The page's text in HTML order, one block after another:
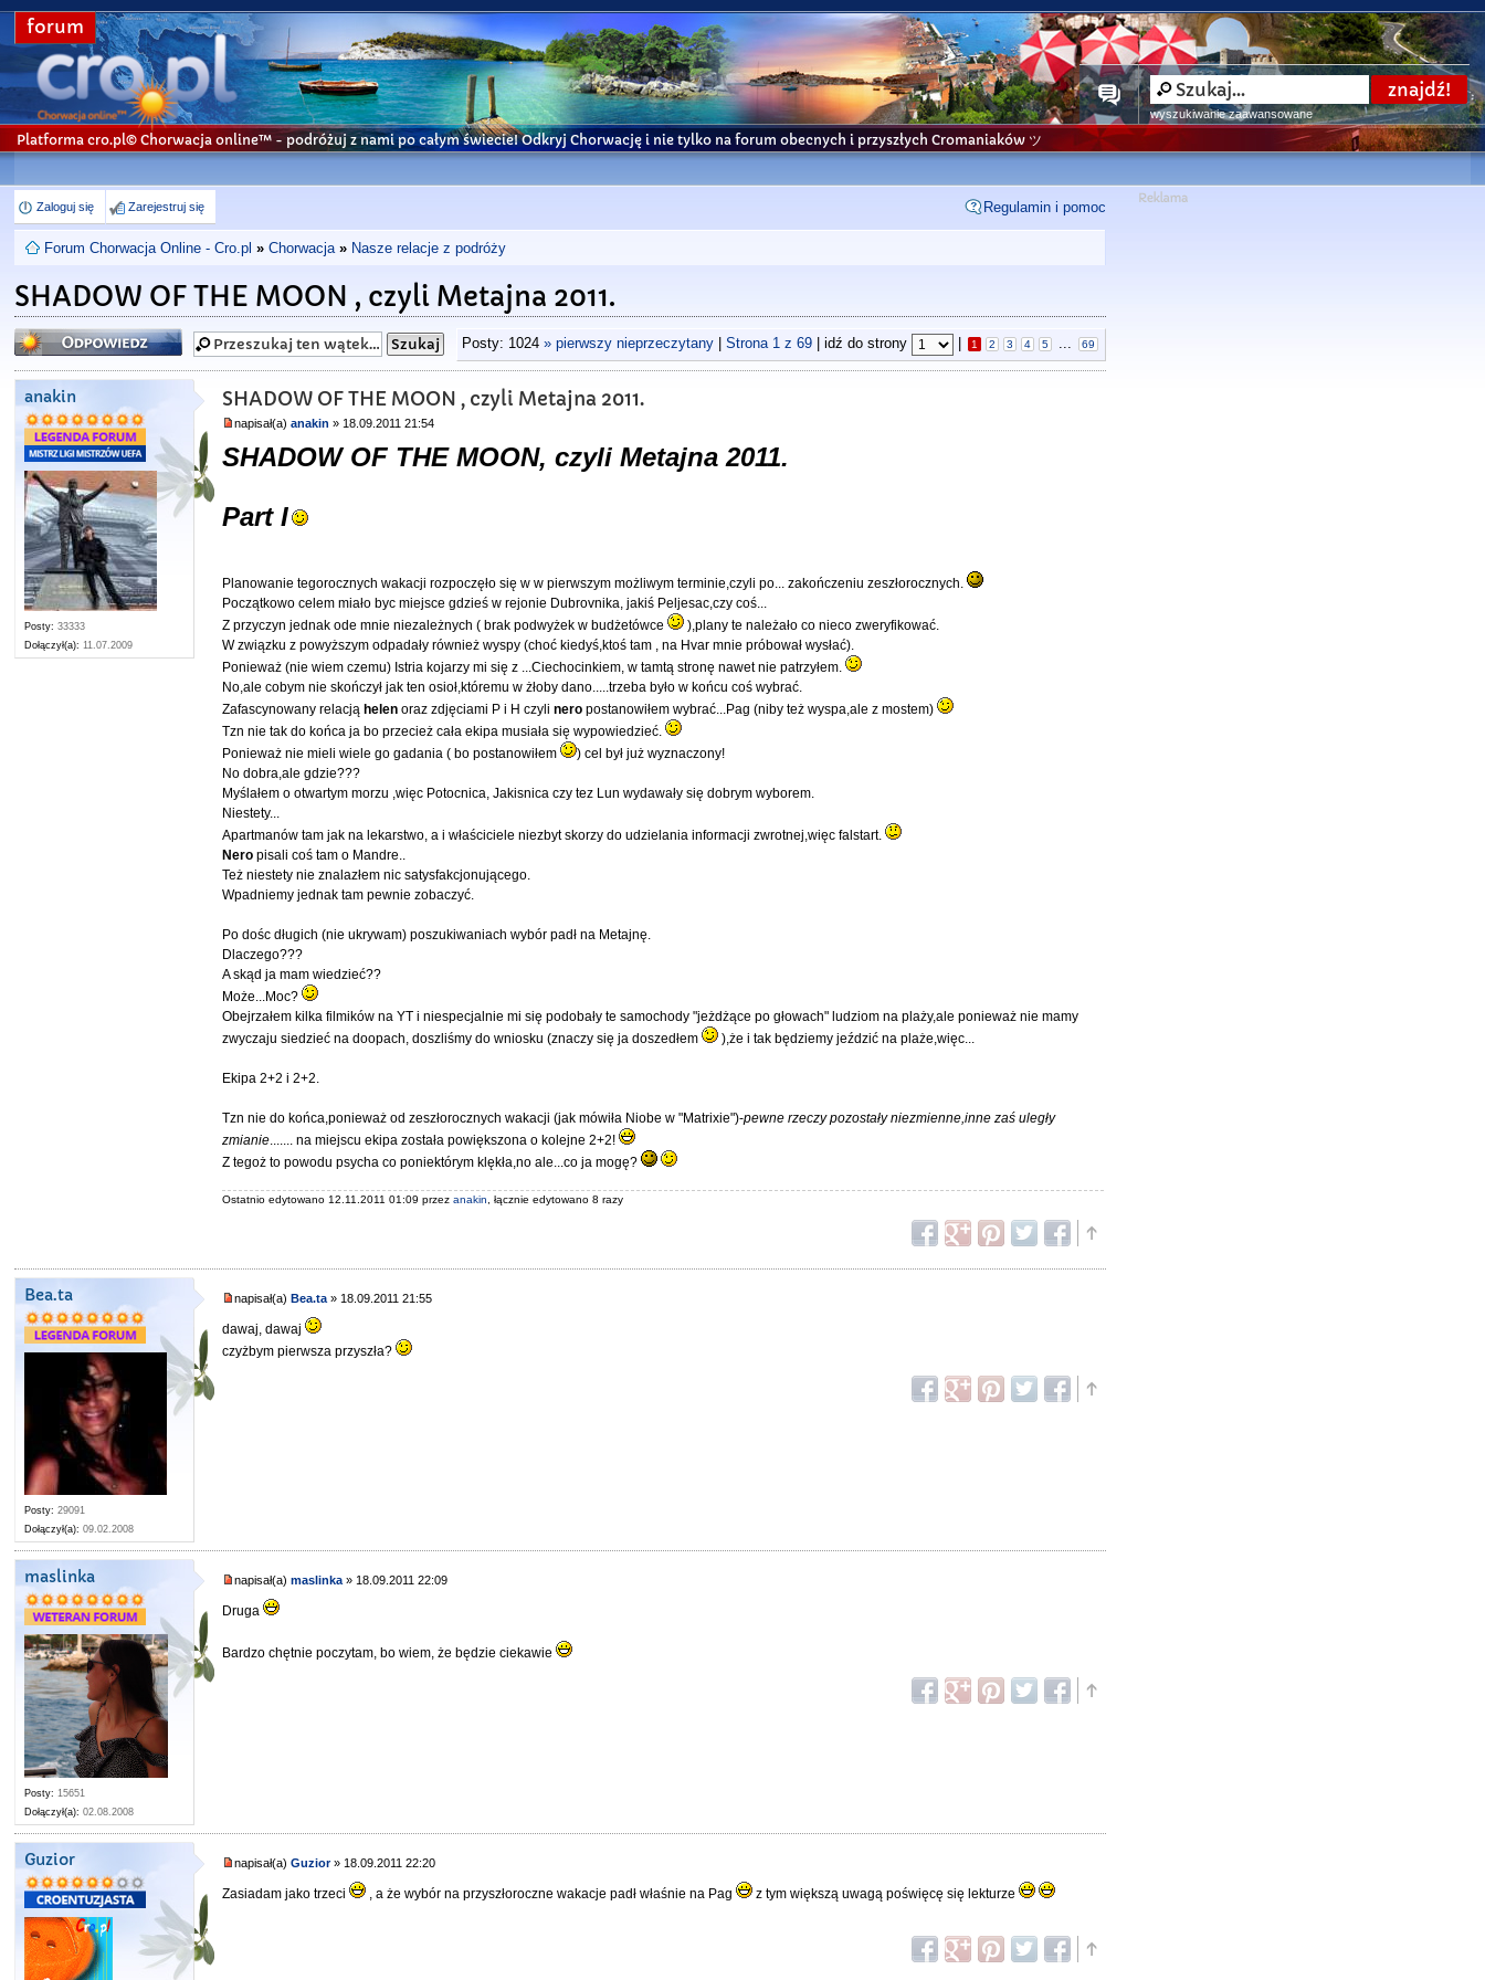
forum
wyszukiwanie zaawansowane
Platforma cro.pl© Chorwacja online™ - podróżuj z nami po całym świecie! Odkryj Chorwację i nie tylko na forum obecnych i przyszłych Cromaniaków ツ
Zaloguj się Zarejestruj się Regulamin i pomoc
Forum Chorwacja Online - Cro.pl » Chorwacja » Nasze relacje z podróży
SHADOW OF THE MOON , czyli Metajna 2011.
Odpowiedz Posty: 1024 » pierwszy nieprzeczytany| Strona 1z 69| idź do strony 1 2 3 4 5 ... 69
anakin
Posty: 33333
Dołączył(a): 11.07.2009
SHADOW OF THE MOON , czyli Metajna 2011.
napisał(a)anakin » 18.09.2011 21:54
SHADOW OF THE MOON, czyli Metajna 2011.
Part I
Planowanie tegorocznych wakacji rozpoczęło się w w pierwszym możliwym terminie,czyli po... zakończeniu zeszłorocznych.
Początkowo celem miało byc miejsce gdzieś w rejonie Dubrovnika, jakiś Peljesac,czy coś...
Z przyczyn jednak ode mnie niezależnych ( brak podwyżek w budżetówce
),plany te należało co nieco zweryfikować.
W związku z powyższym odpadały również wyspy (choć kiedyś,ktoś tam , na Hvar mnie próbował wysłać).
Ponieważ (nie wiem czemu) Istria kojarzy mi się z ...Ciechocinkiem, w tamtą stronę nawet nie patrzyłem.
No,ale cobym nie skończył jak ten osioł,któremu w żłoby dano.....trzeba było w końcu coś wybrać.
Zafascynowany relacją helen oraz zdjęciami P i H czylinero postanowiłem wybrać...Pag (niby też wyspa,ale z mostem)
Tzn nie tak do końca ja bo przecież cała ekipa musiała się wypowiedzieć.
Ponieważ nie mieli wiele go gadania ( bo postanowiłem
) cel był już wyznaczony!
No dobra,ale gdzie???
Myślałem o otwartym morzu ,więc Potocnica, Jakisnica czy tez Lun wydawały się dobrym wyborem.
Niestety...
Apartmanów tam jak na lekarstwo, a i właściciele niezbyt skorzy do udzielania informacji zwrotnej,więc falstart.
Nero pisali coś tam o Mandre..
Też niestety nie znalazłem nic satysfakcjonującego.
Wpadniemy jednak tam pewnie zobaczyć.
Po dośc długich (nie ukrywam) poszukiwaniach wybór padł na Metajnę.
Dlaczego???
A skąd ja mam wiedzieć??
Może...Moc?
Obejrzałem kilka filmików na YT i niespecjalnie mi się podobały te samochody "jeżdżące po głowach" ludziom na plaży,ale ponieważ nie mamy
zwyczaju siedzieć na doopach, doszliśmy do wniosku (znaczy się ja doszedłem
),że i tak będziemy jeździć na plaże,więc...
Ekipa 2+2 i 2+2.
Tzn nie do końca,ponieważ od zeszłorocznych wakacji (jak mówiła Niobe w "Matrixie")-pewne rzeczy pozostały niezmienne,inne zaś uległy
zmianie....... na miejscu ekipa została powiększona o kolejne 2+2!
Z tegoż to powodu psycha co poniektórym klękła,no ale...co ja mogę?
Ostatnio edytowano 12.11.2011 01:09 przezanakin , łącznie edytowano 8 razy
Bea.ta
Posty: 29091
Dołączył(a): 09.02.2008
napisał(a)Bea.ta » 18.09.2011 21:55
dawaj, dawaj
czyżbym pierwsza przyszła?
maslinka
Posty: 15651
Dołączył(a): 02.08.2008
napisał(a)maslinka » 18.09.2011 22:09
Druga
Bardzo chętnie poczytam, bo wiem, że będzie ciekawie
Guzior napisał(a)Guzior» 18.09.2011 22:20
Zasiadam jako trzeci , a że wybór na przyszłoroczne wakacje padł właśnie na Pag z tym większą uwagą poświęcę się lekturze